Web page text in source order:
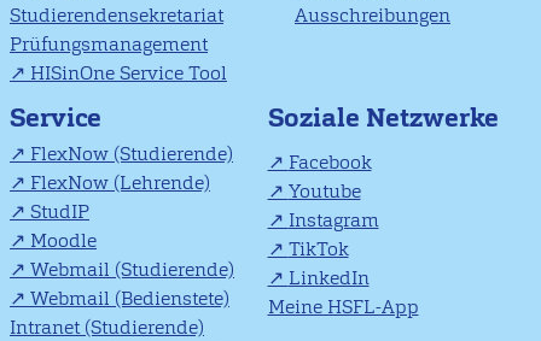
Studierendensekretariat
Prüfungsmanagement
HISinOne Service Tool
Ausschreibungen
Service
FlexNow (Studierende)
FlexNow (Lehrende)
StudIP
Moodle
Webmail (Studierende)
Webmail (Bedienstete)
Intranet (Studierende)
Soziale Netzwerke
Facebook
Youtube
Instagram
TikTok
LinkedIn
Meine HSFL-App